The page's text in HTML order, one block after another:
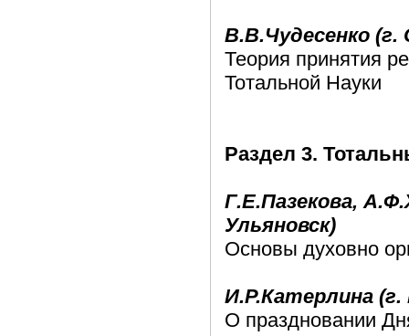
В.В.Чудесенко
Теория принятия
Тотальной Науки
Раздел 3.
Г.Е.Пазекова,
Ульяновск)
Основы духовно
И.Р.Катерлина (г.
О праздновании